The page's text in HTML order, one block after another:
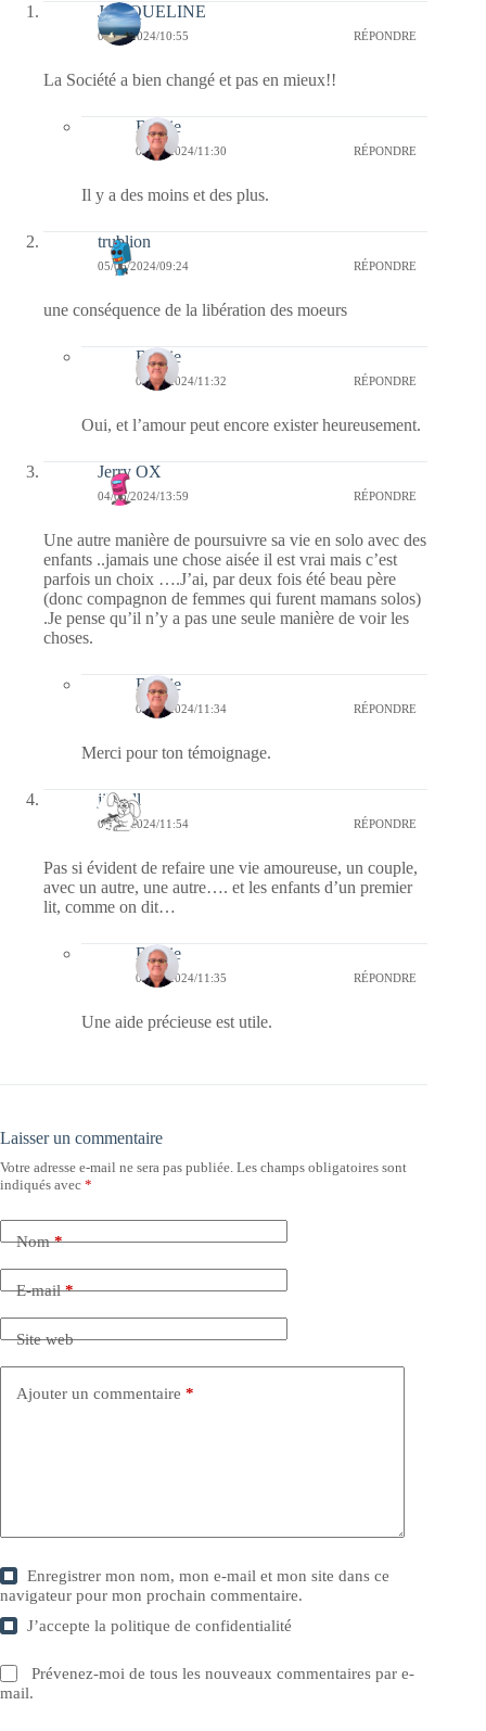
JACQUELINE
05/06/2024/10:55 RÉPONDRE
La Société a bien changé et pas en mieux!!
Bernie
09/06/2024/11:30 RÉPONDRE
Il y a des moins et des plus.
trublion
05/06/2024/09:24 RÉPONDRE
une conséquence de la libération des moeurs
Bernie
09/06/2024/11:32 RÉPONDRE
Oui, et l’amour peut encore exister heureusement.
Jerry OX
04/06/2024/13:59 RÉPONDRE
Une autre manière de poursuivre sa vie en solo avec des
enfants ..jamais une chose aisée il est vrai mais c’est
parfois un choix ….J’ai, par deux fois été beau père
(donc compagnon de femmes qui furent mamans solos)
.Je pense qu’il n’y a pas une seule manière de voir les
choses.
Bernie
09/06/2024/11:34 RÉPONDRE
Merci pour ton témoignage.
jill bill
04/06/2024/11:54 RÉPONDRE
Pas si évident de refaire une vie amoureuse, un couple,
avec un autre, une autre…. et les enfants d’un premier
lit, comme on dit…
Bernie
09/06/2024/11:35 RÉPONDRE
Une aide précieuse est utile.
Laisser un commentaire
Votre adresse e-mail ne sera pas publiée. Les champs obligatoires sont
indiqués avec *
Nom*
E-mail*
Site web
Ajouter un commentaire *
Enregistrer mon nom, mon e-mail et mon site dans ce
navigateur pour mon prochain commentaire.
J’accepte lapolitique de confidentialité
Prévenez-moi de tous les nouveaux commentaires par e-
mail.